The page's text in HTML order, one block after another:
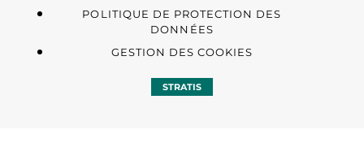
POLITIQUE DE PROTECTION DES
DONNÉES
GESTION DES COOKIES
STRATIS